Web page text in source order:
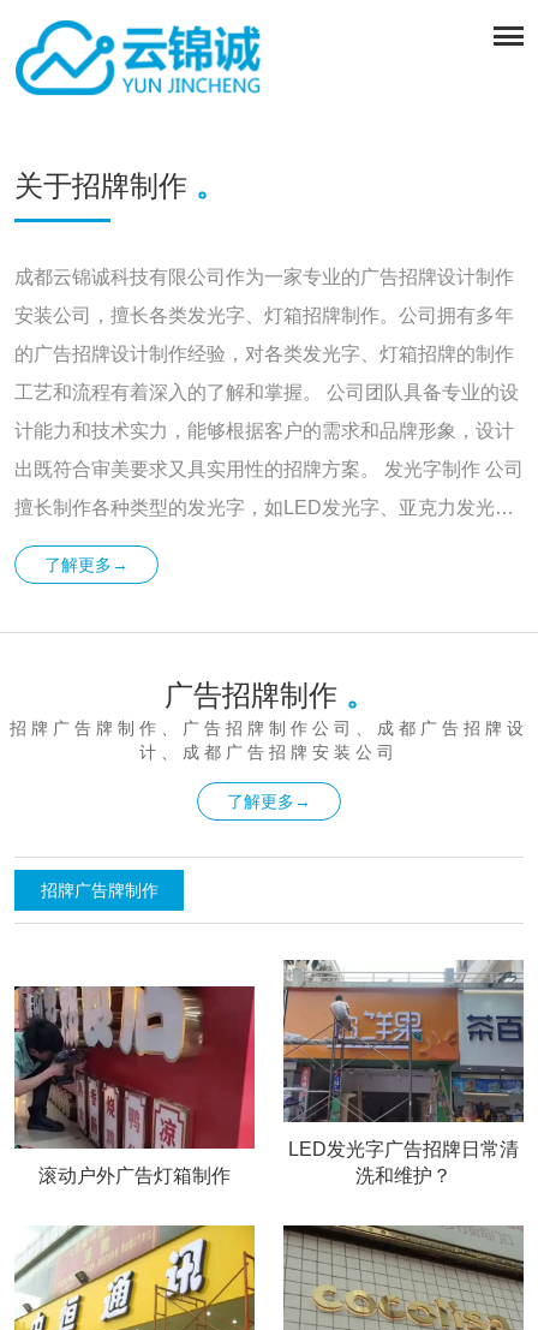
关于招牌制作 。
成都云锦诚科技有限公司作为一家专业的广告招牌设计制作
安装公司，擅长各类发光字、灯箱招牌制作。公司拥有多年
的广告招牌设计制作经验，对各类发光字、灯箱招牌的制作
工艺和流程有着深入的了解和掌握。 公司团队具备专业的设
计能力和技术实力，能够根据客户的需求和品牌形象，设计
出既符合审美要求又具实用性的招牌方案。 发光字制作 公司
擅长制作各种类型的发光字，如LED发光字、亚克力发光
字、不锈钢发光字等。 发光字制作过程中，公司注重材质的
选择和加工工艺的精细，确保发光字的质量稳定、亮度均
有着丰富的经验和独到的见解。 公司能够设计制作出各种形
彩的搭配，确保灯箱招牌在夜间能够呈现出醒目的视觉效
果，吸引过往行人的注意。 广告招牌安装服务 公司提供一站
式的安装服务，确保招牌的安装过程安全、稳定、可靠。 安
装团队具备专业的安装技能和经验，能够根据现场环境和客
户需求，制定出合理的安装方案，并确保安装过程中的质量
和安全。 成都云锦诚科技有限公司注重客户服务体验，始终
将客户的需求放在首位。 公司提供全方位的客户服务支持，
包括售前咨询、方案设计、制作生产、安装调试和售后维护
等各个环节。 成都云锦诚科技有限公司在发光字、灯箱招牌
制作还是安装服务方面，公司都能够为客户提供优质、高
效、满意的解决方案。如果您需要制作广告招牌，成都云锦
诚科技有限公司无疑是一个值得信赖的选择。
了解更多→
广告招牌制作 。
招牌广告牌制作、广告招牌制作公司、成都广告招牌设
计、成都广告招牌安装公司
了解更多→
招牌广告牌制作
滚动户外广告灯箱制作
LED发光字广告招牌日常清
洗和维护？